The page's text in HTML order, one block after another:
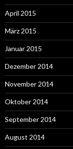
April 2015
März 2015
Januar 2015
Dezember 2014
November 2014
Oktober 2014
September 2014
August 2014